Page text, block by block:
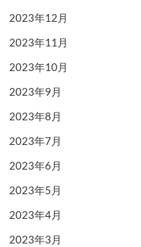
2023年12月
2023年11月
2023年10月
2023年9月
2023年8月
2023年7月
2023年6月
2023年5月
2023年4月
2023年3月